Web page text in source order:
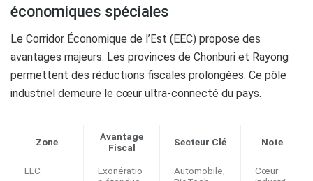
économiques spéciales
Le Corridor Économique de l’Est (EEC) propose des
avantages majeurs. Les provinces de Chonburi et Rayong
permettent des réductions fiscales prolongées. Ce pôle
industriel demeure le cœur ultra-connecté du pays.
Zone
Avantage
Fiscal
Secteur Clé Note
EEC
Exonératio
Automobile,
Cœur